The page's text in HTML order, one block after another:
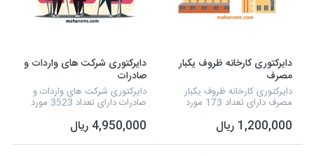
دایرکتوری کارخانه ظروف یکبار
مصرف
دایرکتوری کارخانه ظروف یکبار
مصرف دارای تعداد 173 مورد
شماره تلفن، آدرس، شماره همراه
و تفکیک برخی از شهرستان ها
و... می شود و به...
1,200,000 ریال
دایرکتوری شرکت های واردات و
صادرات
دایرکتوری شرکت های واردات و
صادرات دارای تعداد 3523 مورد
نام مدیر، شماره تلفن، آدرس، وب
سایت، ایمیل، فکس، کشور و
تفکیک شرکت های...
4,950,000 ریال